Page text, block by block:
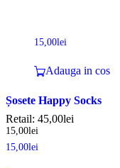
15,00lei
Adauga in cos
Șosete Happy Socks
Retail: 45,00lei
15,00lei
15,00lei